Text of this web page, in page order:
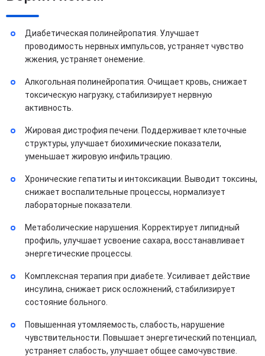
Диабетическая полинейропатия. Улучшает
проводимость нервных импульсов, устраняет чувство
жжения, устраняет онемение.
Алкогольная полинейропатия. Очищает кровь, снижает
токсическую нагрузку, стабилизирует нервную
активность.
Жировая дистрофия печени. Поддерживает клеточные
структуры, улучшает биохимические показатели,
уменьшает жировую инфильтрацию.
Хронические гепатиты и интоксикации. Выводит токсины,
снижает воспалительные процессы, нормализует
лабораторные показатели.
Метаболические нарушения. Корректирует липидный
профиль, улучшает усвоение сахара, восстанавливает
энергетические процессы.
Комплексная терапия при диабете. Усиливает действие
инсулина, снижает риск осложнений, стабилизирует
состояние больного.
Повышенная утомляемость, слабость, нарушение
чувствительности. Повышает энергетический потенциал,
устраняет слабость, улучшает общее самочувствие.